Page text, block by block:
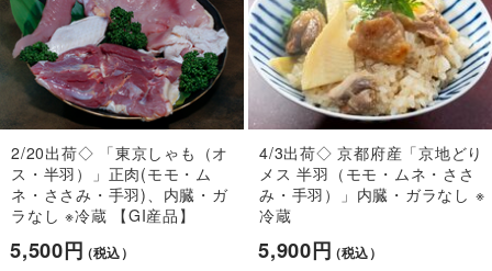
2/20出荷◇ 「東京しゃも（オ
ス・半羽）」正肉(モモ・ム
ネ・ささみ・手羽)、内臓・ガ
ラなし ※冷蔵 【GI産品】
5,500円（税込）
4/3出荷◇ 京都府産「京地どり
メス 半羽（モモ・ムネ・ささ
み・手羽）」内臓・ガラなし ※
冷蔵
5,900円（税込）